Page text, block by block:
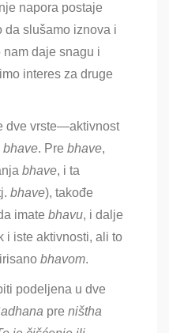
napora postaje
da slušamo iznova i
nam daje snagu i
interes za druge
dve vrste—aktivnost
bhave. Pre bhave,
bhave, i ta
bhave), takođe
imate bhavu, i dalje
i iste aktivnosti, ali to
bhavom.
podeljena u dve
pre ništha